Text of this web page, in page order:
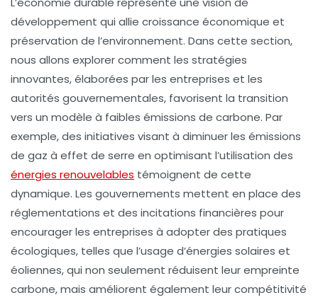
développement qui allie croissance économique et
préservation de l’environnement. Dans cette section,
nous allons explorer comment les stratégies
innovantes, élaborées par les entreprises et les
autorités gouvernementales, favorisent la transition
vers un modèle à faibles émissions de carbone. Par
exemple, des initiatives visant à diminuer les émissions
de gaz à effet de serre en optimisant l’utilisation des
énergies renouvelables témoignent de cette
dynamique. Les gouvernements mettent en place des
réglementations et des incitations financières pour
encourager les entreprises à adopter des pratiques
écologiques, telles que l’usage d’énergies solaires et
éoliennes, qui non seulement réduisent leur empreinte
carbone, mais améliorent également leur compétitivité